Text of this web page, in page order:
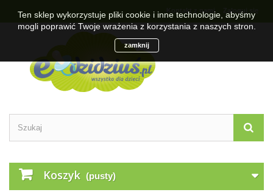
Zaloguj się
Kontakt z nami
Koszyk (pusty)
Ten sklep wykorzystuje pliki cookie i inne technologie, abyśmy
mogli poprawić Twoje wrażenia z korzystania z naszych stron.
zamknij